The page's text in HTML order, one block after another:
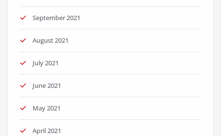
September 2021
August 2021
July 2021
June 2021
May 2021
April 2021